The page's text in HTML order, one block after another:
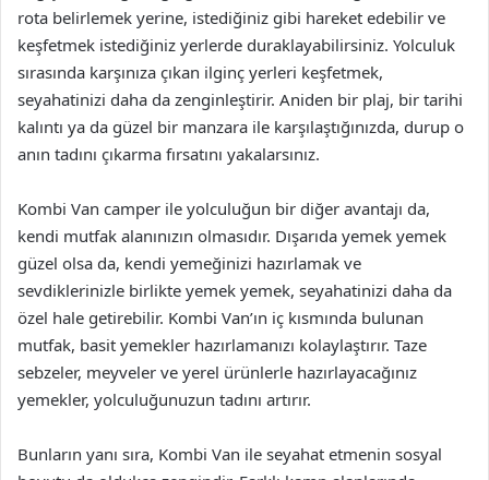
rota belirlemek yerine, istediğiniz gibi hareket edebilir ve
keşfetmek istediğiniz yerlerde duraklayabilirsiniz. Yolculuk
sırasında karşınıza çıkan ilginç yerleri keşfetmek,
seyahatinizi daha da zenginleştirir. Aniden bir plaj, bir tarihi
kalıntı ya da güzel bir manzara ile karşılaştığınızda, durup o
anın tadını çıkarma fırsatını yakalarsınız.
Kombi Van camper ile yolculuğun bir diğer avantajı da,
kendi mutfak alanınızın olmasıdır. Dışarıda yemek yemek
güzel olsa da, kendi yemeğinizi hazırlamak ve
sevdiklerinizle birlikte yemek yemek, seyahatinizi daha da
özel hale getirebilir. Kombi Van’ın iç kısmında bulunan
mutfak, basit yemekler hazırlamanızı kolaylaştırır. Taze
sebzeler, meyveler ve yerel ürünlerle hazırlayacağınız
yemekler, yolculuğunuzun tadını artırır.
Bunların yanı sıra, Kombi Van ile seyahat etmenin sosyal